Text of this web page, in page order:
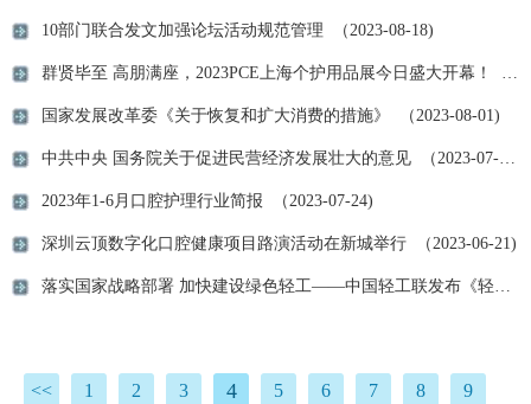
10部门联合发文加强论坛活动规范管理 （2023-08-18)
群贤毕至 高朋满座，2023PCE上海个护用品展今日盛大开幕！ （2023-08-04)
国家发展改革委《关于恢复和扩大消费的措施》 （2023-08-01)
中共中央 国务院关于促进民营经济发展壮大的意见 （2023-07-24)
2023年1-6月口腔护理行业简报 （2023-07-24)
深圳云顶数字化口腔健康项目路演活动在新城举行 （2023-06-21)
落实国家战略部署 加快建设绿色轻工——中国轻工联发布《轻工业重点领域碳达峰实施方案》 （2023-06-13)
<< 1 2 3 4 5 6 7 8
9